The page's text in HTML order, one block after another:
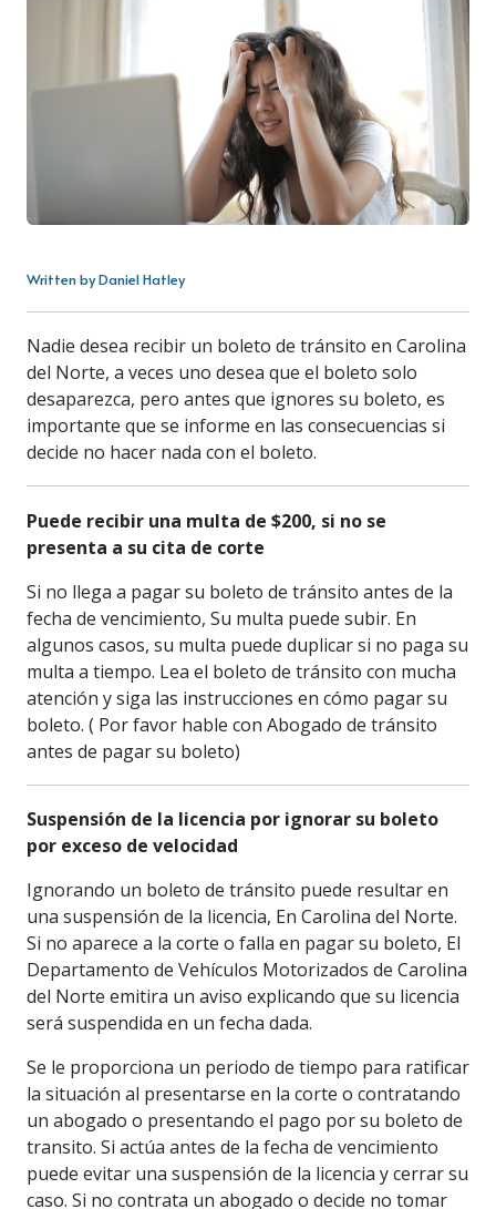
Written by Daniel Hatley
Nadie desea recibir un boleto de tránsito en Carolina
del Norte, a veces uno desea que el boleto solo
desaparezca, pero antes que ignores su boleto, es
importante que se informe en las consecuencias si
decide no hacer nada con el boleto.
Puede recibir una multa de $200, si no se
presenta a su cita de corte
Si no llega a pagar su boleto de tránsito antes de la
fecha de vencimiento, Su multa puede subir. En
algunos casos, su multa puede duplicar si no paga su
multa a tiempo. Lea el boleto de tránsito con mucha
atención y siga las instrucciones en cómo pagar su
boleto. ( Por favor hable con Abogado de tránsito
antes de pagar su boleto)
Suspensión de la licencia por ignorar su boleto
por exceso de velocidad
Ignorando un boleto de tránsito puede resultar en
una suspensión de la licencia, En Carolina del Norte.
Si no aparece a la corte o falla en pagar su boleto, El
Departamento de Vehículos Motorizados de Carolina
del Norte emitira un aviso explicando que su licencia
será suspendida en un fecha dada.
Se le proporciona un periodo de tiempo para ratificar
la situación al presentarse en la corte o contratando
un abogado o presentando el pago por su boleto de
transito. Si actúa antes de la fecha de vencimiento
puede evitar una suspensión de la licencia y cerrar su
caso. Si no contrata un abogado o decide no tomar